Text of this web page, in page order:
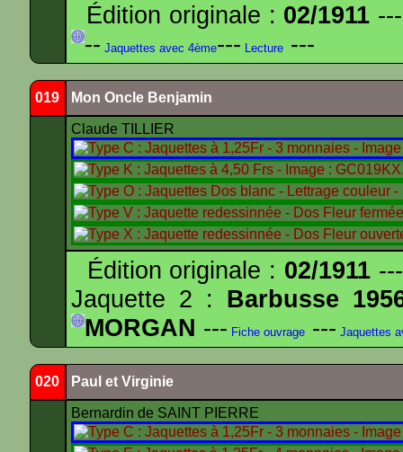
Édition originale : 02/1911
-- Jaquettes avec 4ème--- Lecture ---
019 Mon Oncle Benjamin
Claude TILLIER
Édition originale : 02/1911
Jaquette 2 : Barbusse
MORGAN --- Fiche ouvrage --- Jaquettes
020 Paul et Virginie
Bernardin de SAINT PIERRE